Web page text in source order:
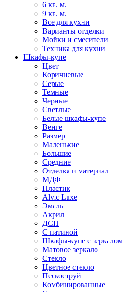
6 кв. м.
9 кв. м.
Все для кухни
Варианты отделки
Мойки и смесители
Техника для кухни
Шкафы-купе
Цвет
Коричневые
Серые
Темные
Черные
Светлые
Белые шкафы-купе
Венге
Размер
Маленькие
Большие
Средние
Отделка и материал
МДФ
Пластик
Alvic Luxe
Эмаль
Акрил
ДСП
С патиной
Шкафы-купе с зеркалом
Матовое зеркало
Стекло
Цветное стекло
Пескоструй
Комбинированные